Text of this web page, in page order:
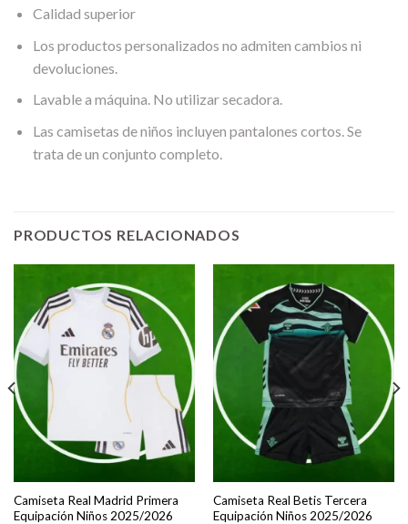
Calidad superior
Los productos personalizados no admiten cambios ni
devoluciones.
Lavable a máquina. No utilizar secadora.
Las camisetas de niños incluyen pantalones cortos. Se
trata de un conjunto completo.
PRODUCTOS RELACIONADOS
Camiseta Real Madrid Primera
Equipación Niños 2025/2026
Camiseta Real Betis Tercera
Equipación Niños 2025/2026